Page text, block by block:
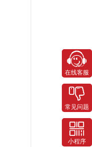
在线客服
常见问题
小程序